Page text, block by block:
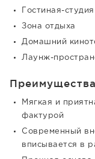
Гостиная-студия
Зона отдыха
Домашний
Лаунж-
Мягкая и
фактурой
Современный
вписывается в